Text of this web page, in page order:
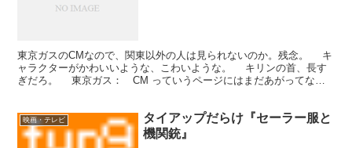
東京ガスのCMなので、関東以外の人は見られないのか。残念。 キ
ャラクターがかわいいような、こわいような。 キリンの首、長す
ぎだろ。 東京ガス： CM っていうページにはまだあがってない
映画・テレビ
タイアップだらけ『セーラー服と
機関銃』